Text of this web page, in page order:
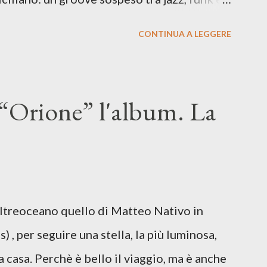
e tensioni globali. La canzone
perfino di esistere, sotto il peso della
anche quando l’aria sembra farsi
d’intenti: Cico Messina apre
una composizi...
CONTINUA A LEGGERE
l'album. La
quello di Matteo Nativo in
, per seguire una stella, la più luminosa,
Perchè è bello il viaggio, ma è anche